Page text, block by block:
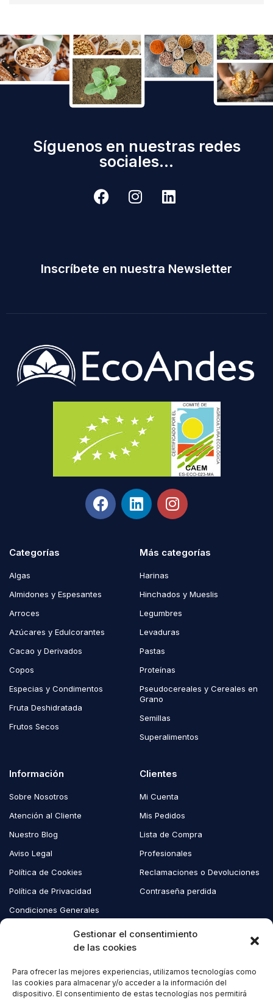
Gestionar el consentimiento
de las cookies
Para ofrecer las mejores experiencias, utilizamos tecnologías como
las cookies para almacenar y/o acceder a la información del
dispositivo. El consentimiento de estas tecnologías nos permitirá
Síguenos en nuestras redes
sociales...
Inscríbete en nuestra Newsletter
Categorías
Algas
Almidones y Espesantes
Arroces
Azúcares y Edulcorantes
Cacao y Derivados
Copos
Especias y Condimentos
Fruta Deshidratada
Frutos Secos
Más categorías
Harinas
Hinchados y Mueslis
Legumbres
Levaduras
Pastas
Proteínas
Pseudocereales y Cereales en
Grano
Semillas
Superalimentos
Información
Sobre Nosotros
Atención al Cliente
Nuestro Blog
Aviso Legal
Política de Cookies
Política de Privacidad
Condiciones Generales
Clientes
Mi Cuenta
Mis Pedidos
Lista de Compra
Profesionales
Reclamaciones o Devoluciones
Contraseña perdida
Copyright © 2023 EcoAndes. Todos los derechos reservados.